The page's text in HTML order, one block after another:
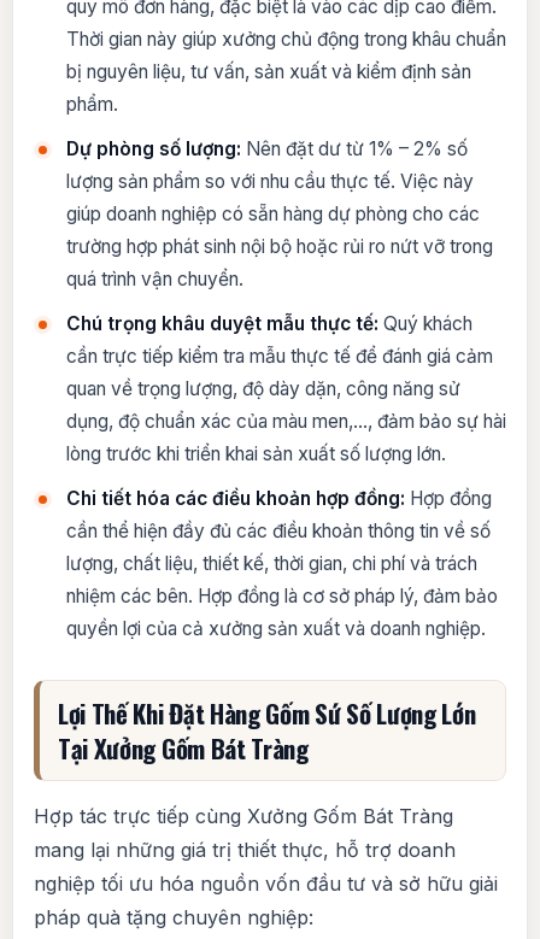
quy mô đơn hàng, đặc biệt là vào các dịp cao điểm.
Thời gian này giúp xưởng chủ động trong khâu chuẩn
bị nguyên liệu, tư vấn, sản xuất và kiểm định sản
phẩm.
Dự phòng số lượng: Nên đặt dư từ 1% – 2% số
lượng sản phẩm so với nhu cầu thực tế. Việc này
giúp doanh nghiệp có sẵn hàng dự phòng cho các
trường hợp phát sinh nội bộ hoặc rủi ro nứt vỡ trong
quá trình vận chuyển.
Chú trọng khâu duyệt mẫu thực tế: Quý khách
cần trực tiếp kiểm tra mẫu thực tế để đánh giá cảm
quan về trọng lượng, độ dày dặn, công năng sử
dụng, độ chuẩn xác của màu men,…, đảm bảo sự hài
lòng trước khi triển khai sản xuất số lượng lớn.
Chi tiết hóa các điều khoản hợp đồng: Hợp đồng
cần thể hiện đầy đủ các điều khoản thông tin về số
lượng, chất liệu, thiết kế, thời gian, chi phí và trách
nhiệm các bên. Hợp đồng là cơ sở pháp lý, đảm bảo
quyền lợi của cả xưởng sản xuất và doanh nghiệp.
Lợi Thế Khi Đặt Hàng Gốm Sứ Số Lượng Lớn
Tại Xưởng Gốm Bát Tràng
Hợp tác trực tiếp cùng Xưởng Gốm Bát Tràng
mang lại những giá trị thiết thực, hỗ trợ doanh
nghiệp tối ưu hóa nguồn vốn đầu tư và sở hữu giải
pháp quà tặng chuyên nghiệp: